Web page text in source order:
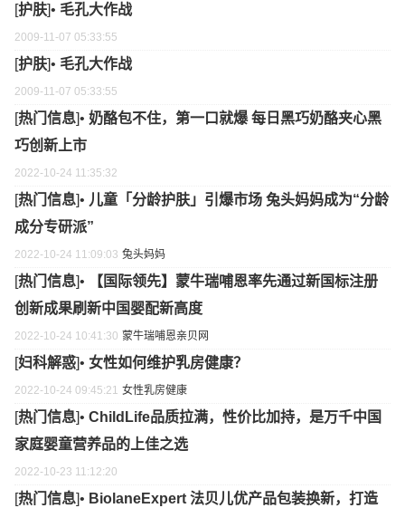
[护肤]• 毛孔大作战
2009-11-07 05:33:55
[护肤]• 毛孔大作战
2009-11-07 05:33:55
[热门信息]• 奶酪包不住，第一口就爆 每日黑巧奶酪夹心黑
巧创新上市
2022-10-24 11:35:32
[热门信息]• 儿童「分龄护肤」引爆市场 兔头妈妈成为“分龄
成分专研派”
2022-10-24 11:09:03 兔头妈妈
[热门信息]•
【国际领先】蒙牛瑞哺恩率先通过新国标注册
创新成果刷新中国婴配新高度
2022-10-24 10:41:30 蒙牛瑞哺恩亲贝网
[妇科解惑]• 女性如何维护乳房健康？
2022-10-24 09:45:21 女性乳房健康
[热门信息]• ChildLife品质拉满，性价比加持，是万千中国
家庭婴童营养品的上佳之选
2022-10-23 11:12:20
[热门信息]• BiolaneExpert 法贝儿优产品包装换新，打造